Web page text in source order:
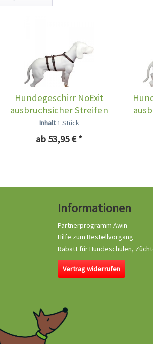
Hundegeschirr NoExit
ausbruchsicher Streifen
braun
Inhalt1 Stück
ab 53,95 € *
Informationen
Partnerprogramm Awin
Hilfe zum Bestellvorgang
Rabatt für Hundeschulen,
Vertrag widerrufen